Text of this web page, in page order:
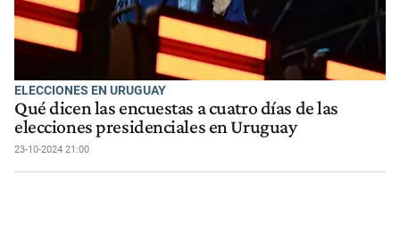
ELECCIONES EN URUGUAY
Qué dicen las encuestas a cuatro días de las
elecciones presidenciales en Uruguay
23-10-2024 21:00